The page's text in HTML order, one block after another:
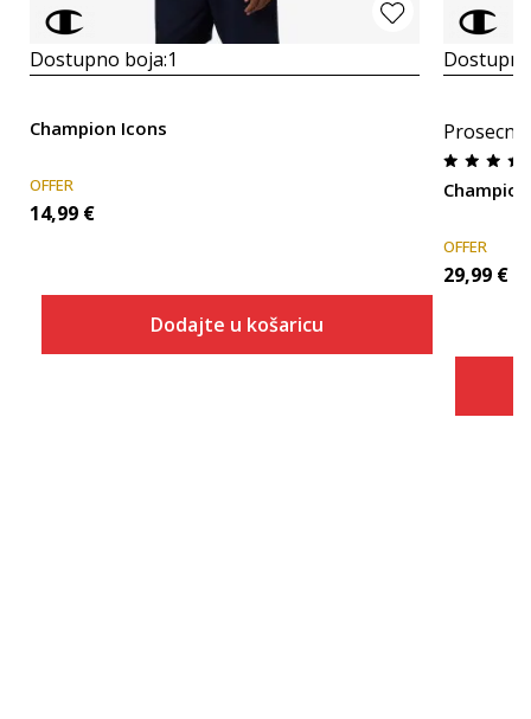
Dostupno boja:1
Champion Icons
OFFER
14,99 €
Dodajte u košaricu
OFFER
29,99 €